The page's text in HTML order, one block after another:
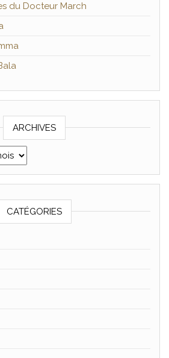
du Docteur March
ARCHIVES
CATÉGORIES